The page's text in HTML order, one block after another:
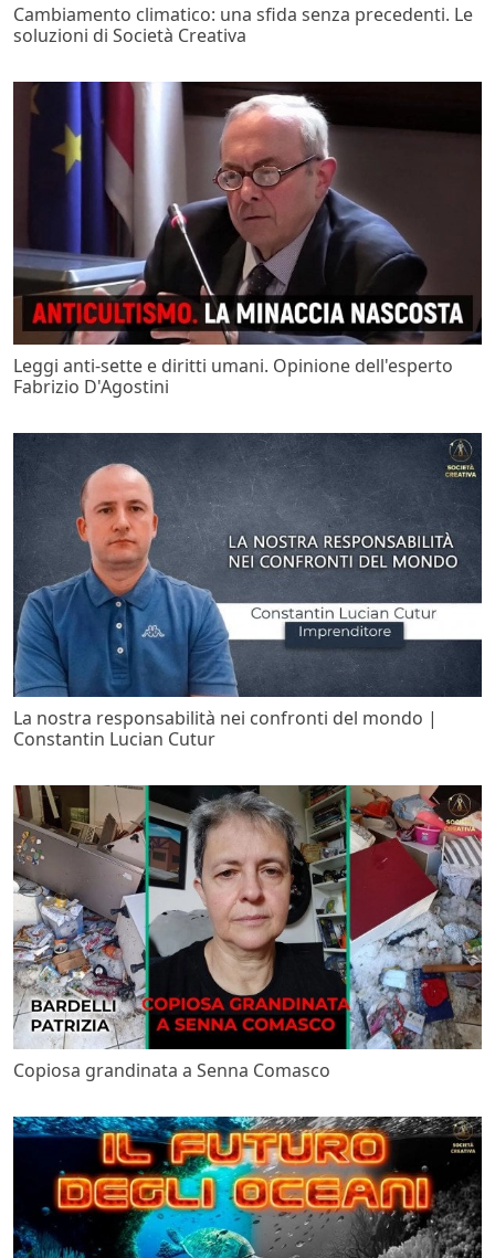
Cambiamento climatico: una sfida senza precedenti. Le
soluzioni di Società Creativa
Leggi anti-sette e diritti umani. Opinione dell'esperto
Fabrizio D'Agostini
La nostra responsabilità nei confronti del mondo |
Constantin Lucian Cutur
Copiosa grandinata a Senna Comasco